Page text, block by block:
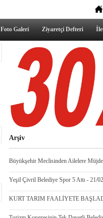
Foto Galeri Ziyaretçi Defteri
Arşiv
Büyükşehir Meclisinden Ailelere
Yeşil Çivril Belediye Spor 5 Attı - 21/
KURT TARIM FAALİYETE